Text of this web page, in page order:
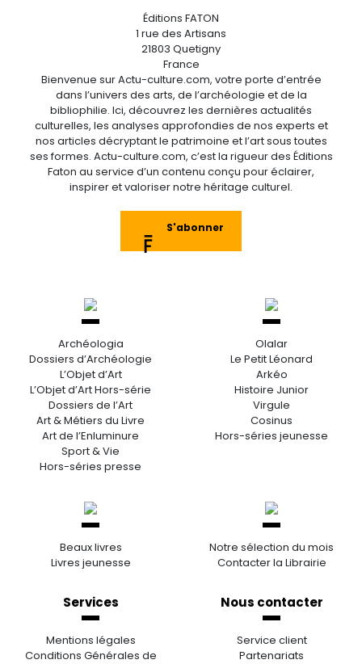
Éditions FATON
1 rue des Artisans
21803 Quetigny
France
Bienvenue sur Actu-culture.com, votre porte d’entrée
dans l’univers des arts, de l’archéologie et de la
bibliophilie. Ici, découvrez les dernières actualités
culturelles, les analyses approfondies de nos experts et
nos articles décryptant le patrimoine et l’art sous toutes
ses formes. Actu-culture.com, c’est la rigueur des Éditions
Faton au service d’un contenu conçu pour éclairer,
inspirer et valoriser notre héritage culturel.
S'abonner
Archéologia
Dossiers d’Archéologie
L’Objet d’Art
L’Objet d’Art Hors-série
Dossiers de l’Art
Art & Métiers du Livre
Art de l’Enluminure
Sport & Vie
Hors-séries presse
Olalar
Le Petit Léonard
Arkéo
Histoire Junior
Virgule
Cosinus
Hors-séries jeunesse
Beaux livres
Livres jeunesse
Notre sélection du mois
Contacter la Librairie
Services
Mentions légales
Conditions Générales de
Nous contacter
Service client
Partenariats